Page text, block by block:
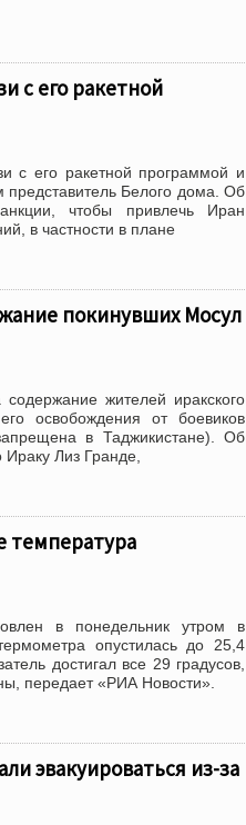
с его ракетной
с его ракетной программой и
представитель Белого дома. Об
чтобы привлечь Иран
в частности в плане
покинувших Мосул
жителей иракского
освобождения от боевиков
в Таджикистане). Об
Лиз Гранде,
температура
в понедельник утром в
опустилась до 25,4
достигал все 29 градусов,
передает «РИА Новости».
эвакуироваться из-за